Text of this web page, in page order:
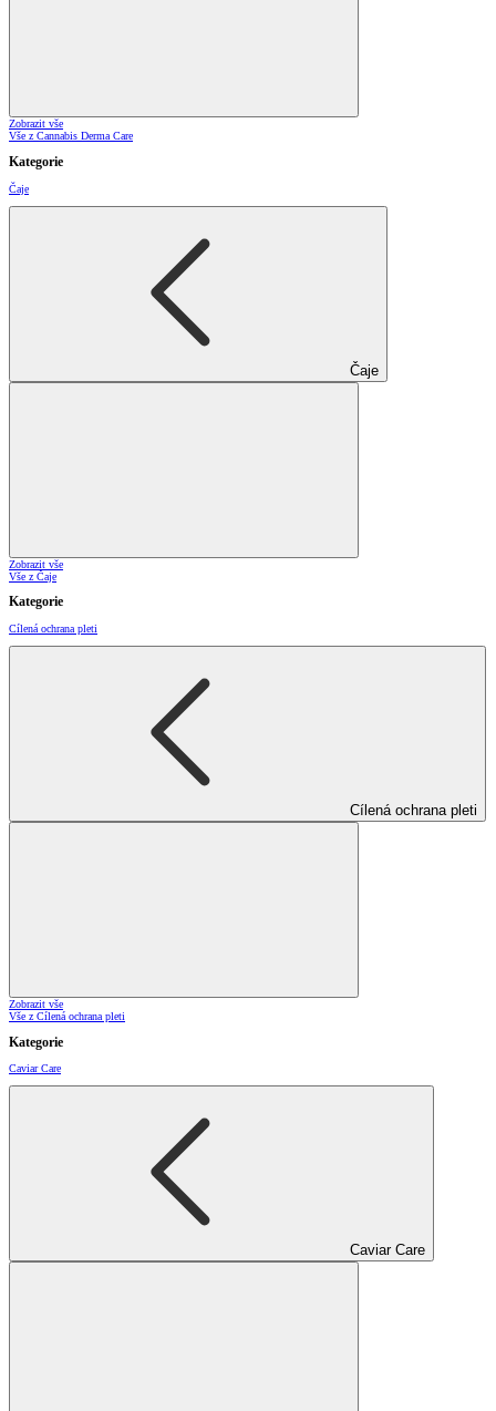
Zobrazit vše
Vše z Cannabis Derma Care
Kategorie
Čaje
Čaje
Zobrazit vše
Vše z Čaje
Kategorie
Cílená ochrana pleti
Cílená ochrana pleti
Zobrazit vše
Vše z Cílená ochrana pleti
Kategorie
Caviar Care
Caviar Care